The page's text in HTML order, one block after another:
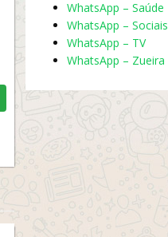
WhatsApp – Saúde
WhatsApp – Sociais
WhatsApp – TV
WhatsApp – Zueira